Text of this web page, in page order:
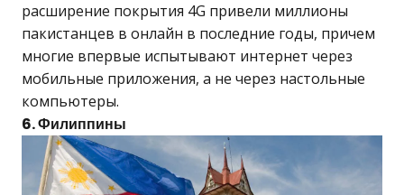
расширение покрытия 4G привели миллионы
пакистанцев в онлайн в последние годы, причем
многие впервые испытывают интернет через
мобильные приложения, а не через настольные
компьютеры.
6. Филиппины